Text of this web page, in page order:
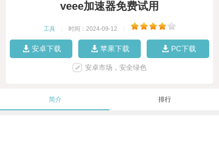
veee加速器免费试用
工具 时间：2024-09-12
安卓下载 苹果下载 PC下载
安卓市场，安全绿色
简介 排行